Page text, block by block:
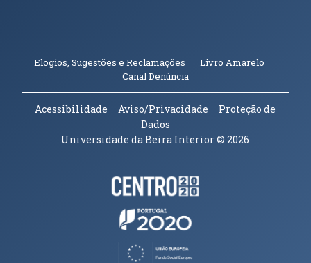
Elogios, Sugestões e Reclamações Livro Amarelo
Canal Denúncia(abre em nova janela)
Acessibilidade Aviso/Privacidade
Proteção de
Dados
Universidade da Beira Interior© 2026
Parceiros e Financiadores